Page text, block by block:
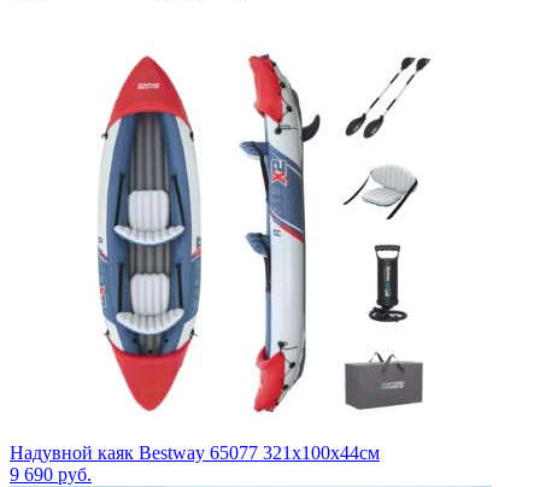
Надувной каяк Bestway 65077 321x100x44см
9 690 руб.